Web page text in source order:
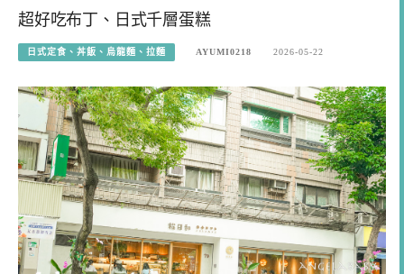
超好吃布丁、日式千層蛋糕
日式定食、丼飯、烏龍麵、拉麵 AYUMI0218 2026-05-22